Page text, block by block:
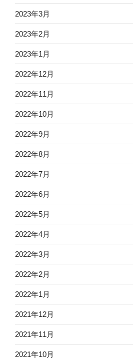
2023年3月
2023年2月
2023年1月
2022年12月
2022年11月
2022年10月
2022年9月
2022年8月
2022年7月
2022年6月
2022年5月
2022年4月
2022年3月
2022年2月
2022年1月
2021年12月
2021年11月
2021年10月